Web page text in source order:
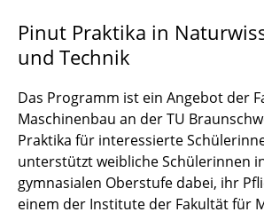
Pinut Praktika in
und Technik
Das Programm ist ein Angebot der
Maschinenbau an der TU
Praktika für interessierte
unterstützt weibliche Schülerinnen
gymnasialen Oberstufe dabei, ihr
einem der Institute der Fakultät für